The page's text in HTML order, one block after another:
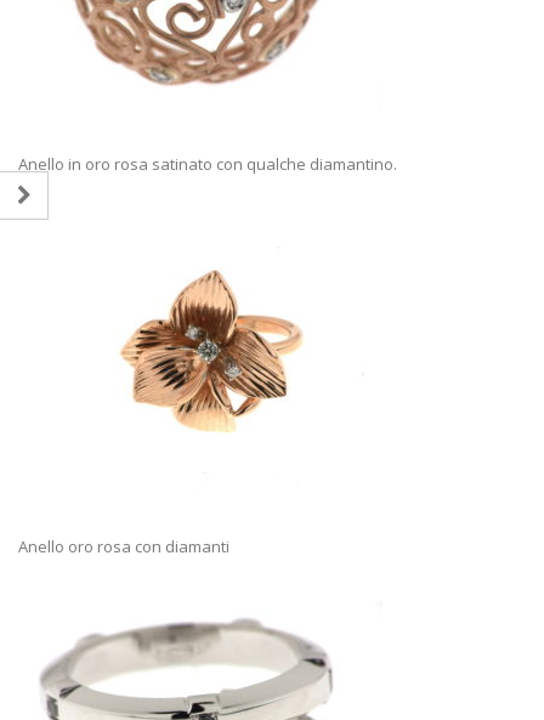
Anello in oro rosa satinato con qualche diamantino.
Anello oro rosa con diamanti